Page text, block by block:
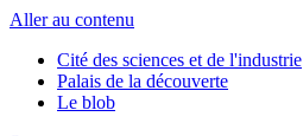
Aller au contenu
Cité des sciences et de l'industrie
Palais de la découverte
Le blob